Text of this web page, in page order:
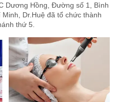
Dương Hồng, Đường số 1, Bình
Dr.Huệ đã tổ chức thành
thứ 5.